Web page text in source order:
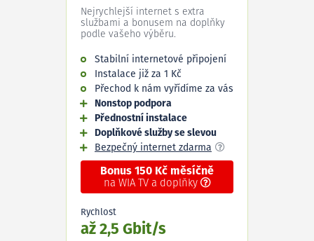
Nejrychlejší internet s extra
službami a bonusem na doplňky
podle vašeho výběru.
Stabilní internetové připojení
Instalace již za 1 Kč
Přechod k nám vyřídíme za vás
Nonstop podpora
Přednostní instalace
Doplňkové služby se slevou
Bezpečný internet zdarma
Bonus 150 Kč měsíčně
na WIA TV a doplňky
Rychlost
až 2,5 Gbit/s